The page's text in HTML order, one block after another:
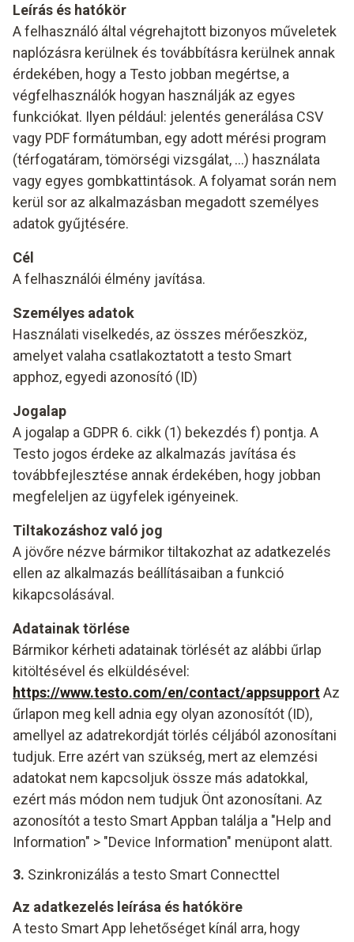
Leírás és hatókör
A felhasználó által végrehajtott bizonyos műveletek
naplózásra kerülnek és továbbításra kerülnek annak
érdekében, hogy a Testo jobban megértse, a
végfelhasználók hogyan használják az egyes
funkciókat. Ilyen például: jelentés generálása CSV
vagy PDF formátumban, egy adott mérési program
(térfogatáram, tömörségi vizsgálat, ...) használata
vagy egyes gombkattintások. A folyamat során nem
kerül sor az alkalmazásban megadott személyes
adatok gyűjtésére.
Cél
A felhasználói élmény javítása.
Személyes adatok
Használati viselkedés, az összes mérőeszköz,
amelyet valaha csatlakoztatott a testo Smart
apphoz, egyedi azonosító (ID)
Jogalap
A jogalap a GDPR 6. cikk (1) bekezdés f) pontja. A
Testo jogos érdeke az alkalmazás javítása és
továbbfejlesztése annak érdekében, hogy jobban
megfeleljen az ügyfelek igényeinek.
Tiltakozáshoz való jog
A jövőre nézve bármikor tiltakozhat az adatkezelés
ellen az alkalmazás beállításaiban a funkció
kikapcsolásával.
Adatainak törlése
Bármikor kérheti adatainak törlését az alábbi űrlap
kitöltésével és elküldésével:
https://www.testo.com/en/contact/appsupportAz
űrlapon meg kell adnia egy olyan azonosítót (ID),
amellyel az adatrekordját törlés céljából azonosítani
tudjuk. Erre azért van szükség, mert az elemzési
adatokat nem kapcsoljuk össze más adatokkal,
ezért más módon nem tudjuk Önt azonosítani. Az
azonosítót a testo Smart Appban találja a "Help and
Information" > "Device Information" menüpont alatt.
3. Szinkronizálás a testo Smart Connecttel
Az adatkezelés leírása és hatóköre
A testo Smart App lehetőséget kínál arra, hogy